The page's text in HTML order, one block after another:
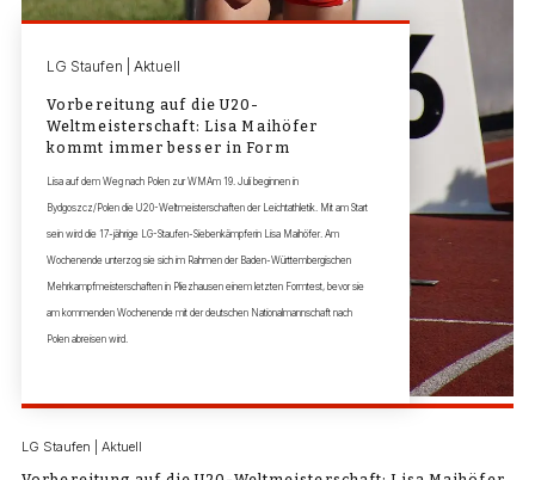
LG Staufen | Aktuell
Vorbereitung auf die U20-
Weltmeisterschaft: Lisa Maihöfer
kommt immer besser in Form
Lisa auf dem Weg nach Polen zur WMAm 19. Juli beginnen in
Bydgoszcz/Polen die U20-Weltmeisterschaften der Leichtathletik. Mit am Start
sein wird die 17-jährige LG-Staufen-Siebenkämpferin Lisa Maihöfer. Am
Wochenende unterzog sie sich im Rahmen der Baden-Württembergischen
Mehrkampfmeisterschaften in Pliezhausen einem letzten Formtest, bevor sie
am kommenden Wochenende mit der deutschen Nationalmannschaft nach
Polen abreisen wird.
LG Staufen | Aktuell